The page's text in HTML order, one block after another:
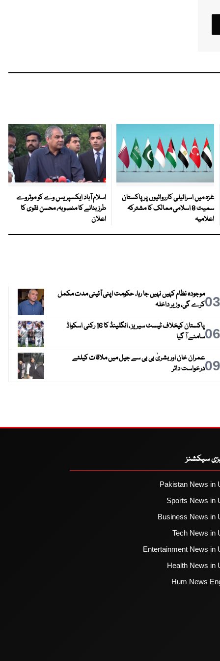
غزہ میں اسرائیلی کارروائیوں پر پاکستان
سمیت 8 اسلامی ممالک کا مشترکہ
اعلامیہ
اسلام آباد ایکسپریس وے کو موٹروے
طرز بنانے کا منصوبہ، محسن نقوی کا
اعلان
03موجودہ نظام کہیں نہیں جا رہا، حکومت اپنی آئینی مدت مکمل
کرے گی، وزیر داخلہ
06
پاکستان کیخلاف ٹیسٹ سیریز ، انگلینڈ کا 16 رکنی اسکواڈ
سامنے آ گیا
09عمران خان اور بشریٰ بی بی سے جیل میں ملاقات کیلئے
درخواست دائر
سیکشنز
Pakistan News in
Sports News in
Business News in
Tech News in
Entertainment News in
Health News in
Hum News